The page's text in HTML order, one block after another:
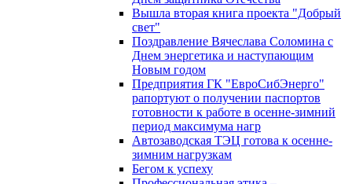
Вышла вторая книга проекта "Добрый
свет"
Поздравление Вячеслава Соломина с
Днем энергетика и наступающим
Новым годом
Предприятия ГК "ЕвроСибЭнерго"
рапортуют о получении паспортов
готовности к работе в осенне-зимний
период максимума нагр
Автозаводская ТЭЦ готова к осенне-
зимним нагрузкам
Бегом к успеху